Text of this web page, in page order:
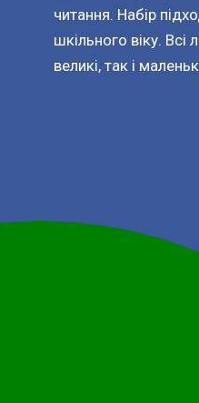
читання. Набір
шкільного віку. Всі
великі, так і